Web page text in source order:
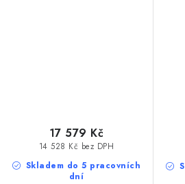
Skladem do 5 pracovních
dní
14 528 Kč bez DPH
17 579 Kč